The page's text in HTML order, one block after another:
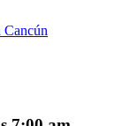
Cancún